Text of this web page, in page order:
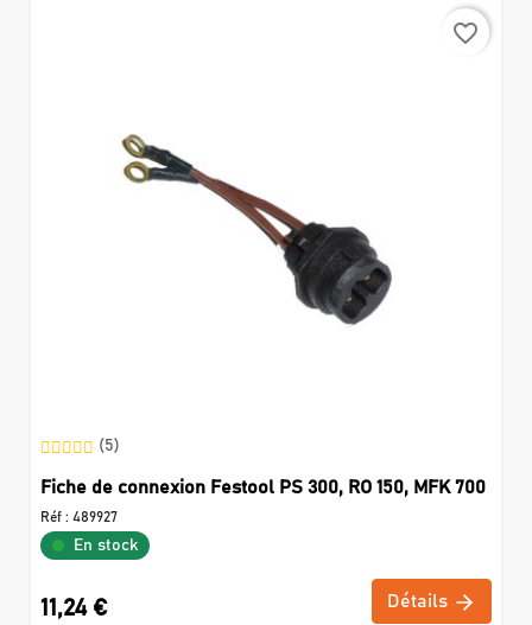
favorite_border
(5)
Fiche de connexion Festool PS 300, RO 150, MFK 700
Réf : 489927
En stock
11,24 € Détails